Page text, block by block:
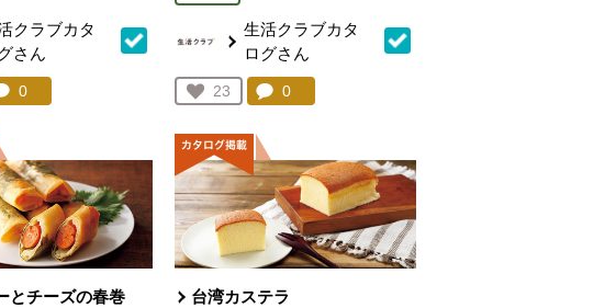
クラブカタ
さん
り登録：
録
コメント：
0件。コメントを見る。
生活クラブカタ
ログさん
お気に入り登録：
23
人が登録
コメント：
0件。コメントを見る。
とチーズの春巻 台湾カステラ